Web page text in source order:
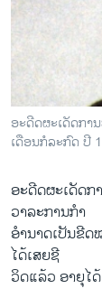
ວິທະຍາສາດ-
ທຸລະກິດ
ພາສາອັງກິດ
ວີດີໂອ
ສຽງ
ລາຍງານ
ຕິດຕາມພວກເຮົາ
ພາສາຕ່າງໆ
ອະດີດ​ຜະ​ເດັດ​ກາ
ເດືອນກໍລະກົດ ປີ
ອະດີດ​ຜະ​ເດັດ​ກ
ວາລະ​ການກຳ
ອຳນາດເປັນ​ຂີດ​
ໄດ້ເສຍຊີ
ວິດ​ແລ້ວ ​ອາຍຸໄ